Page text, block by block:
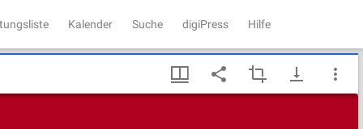
Kalender Suche digiPress Hilfe